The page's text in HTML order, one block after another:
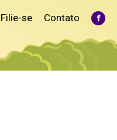
Filie-se Contato